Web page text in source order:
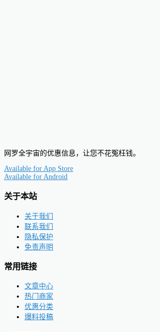
网罗全宇宙的优惠信息，让您不花冤枉钱。
Available for App Store
Available for Android
关于本站
关于我们
联系我们
隐私保护
免责声明
常用链接
文章中心
热门商家
优惠分类
爆料投稿